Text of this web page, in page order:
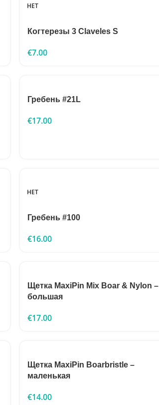
НЕТ
Когтерезы 3 Claveles S
€7.00
Гребень #21L
€17.00
НЕТ
Гребень #100
€16.00
Щетка MaxiPin Mix Boar & Nylon –
большая
€17.00
Щетка MaxiPin Boarbristle –
маленькая
€14.00